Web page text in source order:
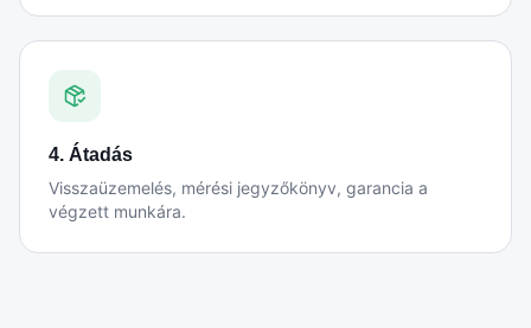
4. Átadás
Visszaüzemelés, mérési jegyzőkönyv, garancia a
végzett munkára.